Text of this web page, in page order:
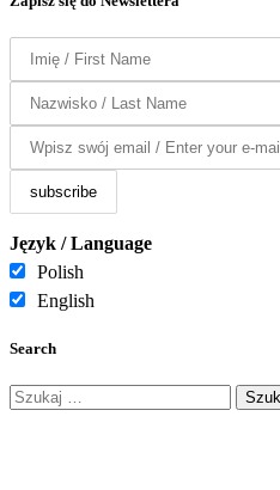
Język / Language
Polish
English
Search
Szukaj: